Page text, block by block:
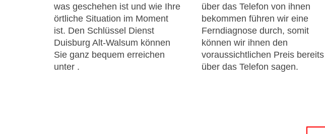
was geschehen ist und wie Ihre
örtliche Situation im Moment
ist. Den Schlüssel Dienst
Duisburg Alt-Walsum können
Sie ganz bequem erreichen
unter .
über das Telefon von ihnen
bekommen führen wir eine
Ferndiagnose durch, somit
können wir ihnen den
voraussichtlichen Preis bereits
über das Telefon sagen.